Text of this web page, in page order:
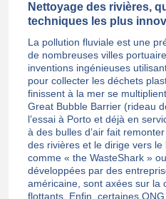
Nettoyage des rivières,
techniques les plus
La pollution fluviale est une
de nombreuses villes
inventions ingénieuses
pour collecter les déchets
finissent à la mer se
Great Bubble Barrier (rideau
l’essai à Porto et déjà en
à des bulles d’air fait
des rivières et le dirige vers le
comme « the WasteShark »
développées par des
américaine, sont axées sur la
flottants. Enfin, certaines